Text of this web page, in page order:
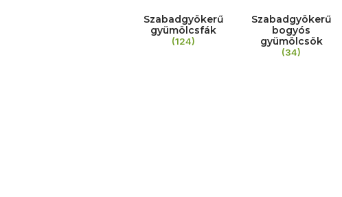
Szabadgyökerű
gyümölcsfák
(124)
Szabadgyökerű
bogyós
gyümölcsök
(34)